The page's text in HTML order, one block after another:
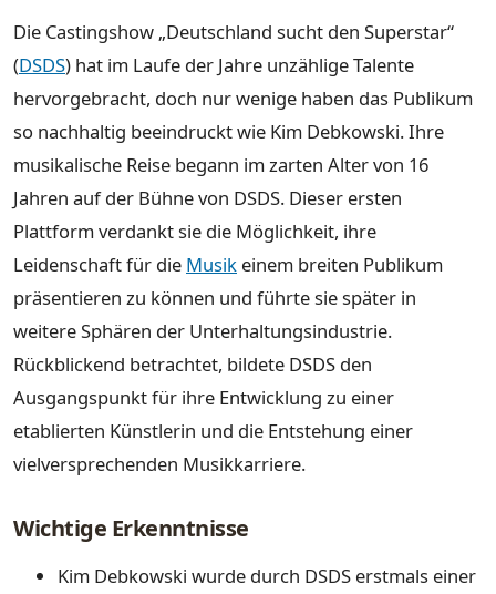
Die Castingshow „Deutschland sucht den Superstar“
(DSDS) hat im Laufe der Jahre unzählige Talente
hervorgebracht, doch nur wenige haben das Publikum
so nachhaltig beeindruckt wie Kim Debkowski. Ihre
musikalische Reise begann im zarten Alter von 16
Jahren auf der Bühne von DSDS. Dieser ersten
Plattform verdankt sie die Möglichkeit, ihre
Leidenschaft für die Musik einem breiten Publikum
präsentieren zu können und führte sie später in
weitere Sphären der Unterhaltungsindustrie.
Rückblickend betrachtet, bildete DSDS den
Ausgangspunkt für ihre Entwicklung zu einer
etablierten Künstlerin und die Entstehung einer
vielversprechenden Musikkarriere.
Wichtige Erkenntnisse
Kim Debkowski wurde durch DSDS erstmals einer